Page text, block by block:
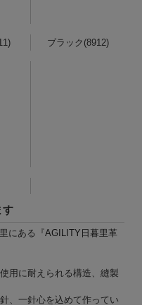
ブラック(8912)
す
にある『AGILITY日暮里革
用に耐えられる構造、縫製
、一針心を込めて作ってい